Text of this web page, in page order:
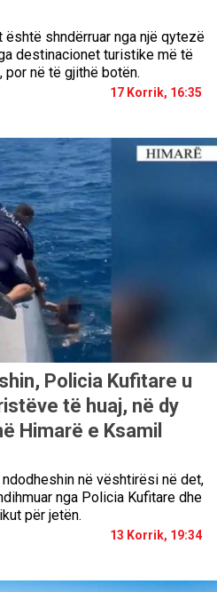
shndërruar nga një qytezë
destinacionet turistike më të
por në të gjithë botën.
17 Korrik, 16:35
Policia Kufitare u
të huaj, në dy
Himarë e Ksamil
në vështirësi në det,
nga Policia Kufitare dhe
për jetën.
13 Korrik, 19:34